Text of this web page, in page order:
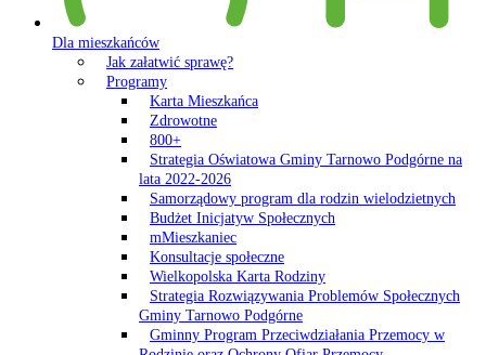
Dla mieszkańców
Jak załatwić sprawę?
Programy
Karta Mieszkańca
Zdrowotne
800+
Strategia Oświatowa Gminy Tarnowo Podgórne na
lata 2022-2026
Samorządowy program dla rodzin wielodzietnych
Budżet Inicjatyw Społecznych
mMieszkaniec
Konsultacje społeczne
Wielkopolska Karta Rodziny
Strategia Rozwiązywania Problemów Społecznych
Gminy Tarnowo Podgórne
Gminny Program Przeciwdziałania Przemocy w